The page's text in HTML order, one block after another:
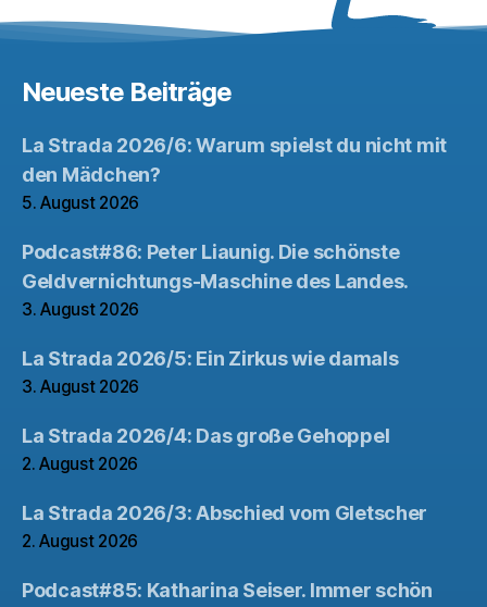
Neueste Beiträge
La Strada 2026/6: Warum spielst du nicht mit
den Mädchen?
5. August 2026
Podcast#86: Peter Liaunig. Die schönste
Geldvernichtungs-Maschine des Landes.
3. August 2026
La Strada 2026/5: Ein Zirkus wie damals
3. August 2026
La Strada 2026/4: Das große Gehoppel
2. August 2026
La Strada 2026/3: Abschied vom Gletscher
2. August 2026
Podcast#85: Katharina Seiser. Immer schön